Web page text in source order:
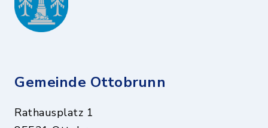
Gemeinde Ottobrunn
Rathausplatz 1